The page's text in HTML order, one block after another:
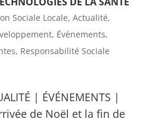
Sociale Locale, Actualité,
, Événements,
, Responsabilité Sociale
| ÉVÉNEMENTS |
de Noël et la fin de